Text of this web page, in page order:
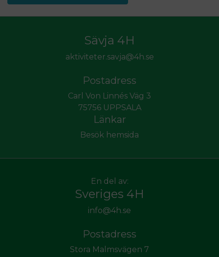
Sävja 4H
aktiviteter.savja@4h.se
Postadress
Carl Von Linnés Väg 3
75756 UPPSALA
Länkar
Besök hemsida
En del av:
Sveriges 4H
info@4h.se
Postadress
Stora Malmsvägen 7